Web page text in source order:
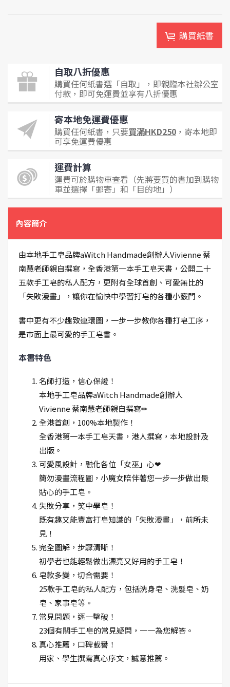
購買紙書
自取八折優惠
購買任何紙書選「自取」，即親臨本社辦公室
付款，即可免運費並享有八折優惠
寄本地免運費優惠
購買任何紙書，只要買滿HKD250 ，寄本地即
可享免運費優惠
運費計算
運費可於購物車查看（先將要買的書加到購物
車並選擇「郵寄」和「目的地」）
內容簡介
由本地手工皂品牌aWitch Handmade創辦人Vivienne 蔡
南慧老師親自撰寫，全香港第一本手工皂天書，公開二十
五款手工皂的私人配方，更附有全球首創、可愛無比的
「失敗漫畫」，讓你在愉快中學習打皂的各種小竅門。
書中更有不少趣致連環圖，一步一步教你各種打皂工序，
是巿面上最可愛的手工皂書。
本書特色
名師打造，信心保證！
本地手工皂品牌aWitch Handmade創辦人
Vivienne 蔡南慧老師親自撰寫✏
全港首創，100%本地製作！
全香港第一本手工皂天書，港人撰寫，本地設計及
出版。
可愛風設計，融化各位「女巫」心❤
簡勿漫畫流程圖，小魔女陪伴著您一步一步做出最
貼心的手工皂。
失敗分享，笑中學皂！
既有趣又能豐富打皂知識的「失敗漫畫」，前所未
見！
完全圖解，步驟清晰！
初學者也能輕鬆做出漂亮又好用的手工皂！
皂款多變，切合需要！
25款手工皂的私人配方，包括洗身皂、洗髮皂、奶
皂、家事皂等。
常見問題，逐一擊破！
23個有關手工皂的常見疑問，一一為您解答。
真心推薦，口碑載譽！
用家、學生撰寫真心序文，誠意推薦。